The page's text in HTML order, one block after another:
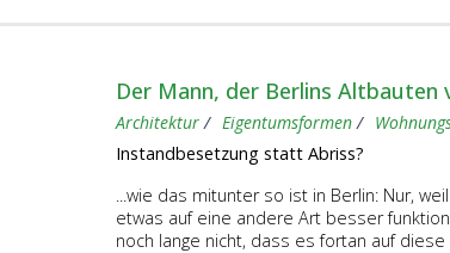
Der Mann, der Berlins
Architektur Eigentumsformen
Instandbesetzung statt Abriss?
...wie das mitunter so ist in Berlin: Nur,
etwas auf eine andere Art besser
noch lange nicht, dass es fortan auf